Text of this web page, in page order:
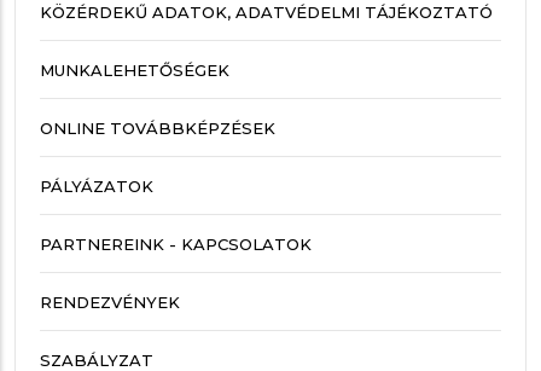
KÖZÉRDEKŰ ADATOK, ADATVÉDELMI TÁJÉKOZTATÓ
MUNKALEHETŐSÉGEK
ONLINE TOVÁBBKÉPZÉSEK
PÁLYÁZATOK
PARTNEREINK - KAPCSOLATOK
RENDEZVÉNYEK
SZABÁLYZAT